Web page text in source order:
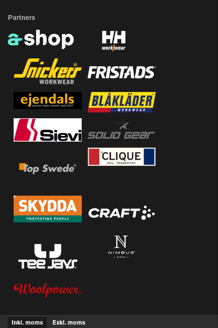
Partners
Inkl. moms Exkl. moms